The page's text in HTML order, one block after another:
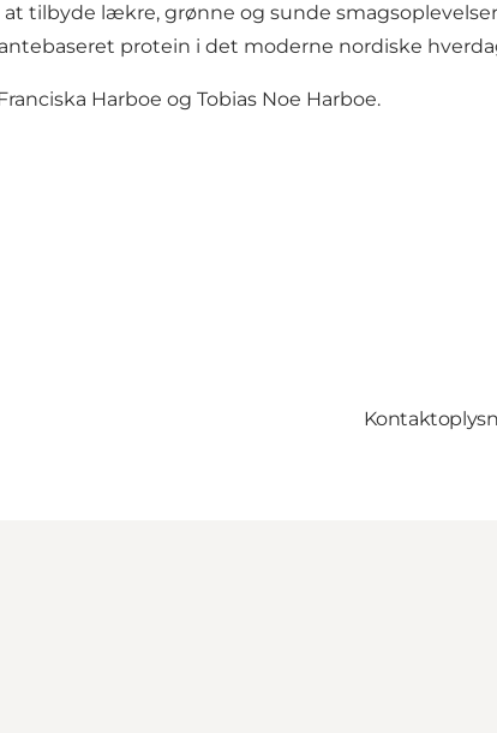
at tilbyde lækre, grønne og sunde
protein i det moderne nordiske
Harboe og Tobias Noe Harboe.